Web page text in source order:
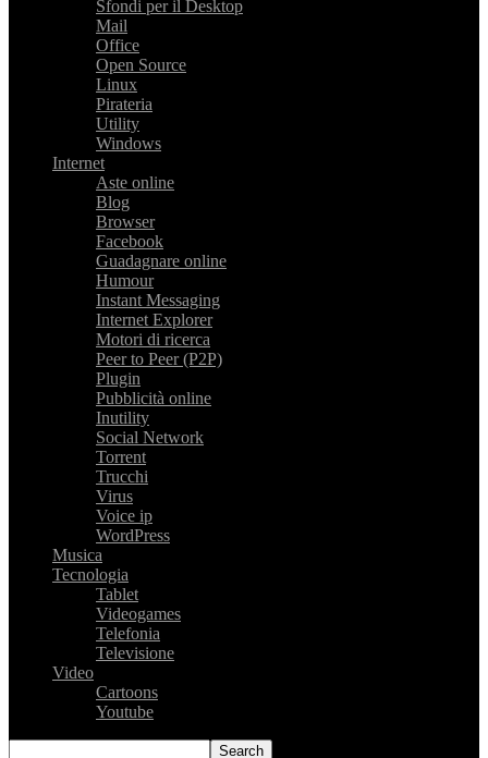
Sfondi per il Desktop
Mail
Office
Open Source
Linux
Pirateria
Utility
Windows
Internet
Aste online
Blog
Browser
Facebook
Guadagnare online
Humour
Instant Messaging
Internet Explorer
Motori di ricerca
Peer to Peer (P2P)
Plugin
Pubblicità online
Inutility
Social Network
Torrent
Trucchi
Virus
Voice ip
WordPress
Musica
Tecnologia
Tablet
Videogames
Telefonia
Televisione
Video
Cartoons
Youtube